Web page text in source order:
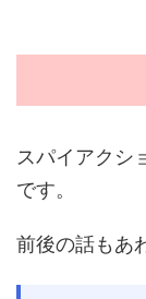
スパイアクシ
です。
前後の話もあ